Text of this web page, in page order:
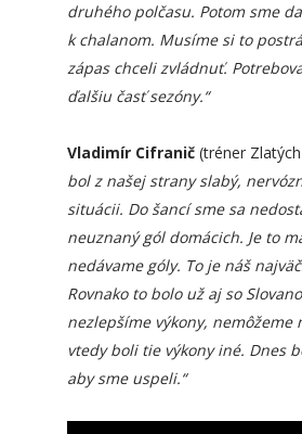
druhého polčasu. Potom sme
k chalanom. Musíme si to
zápas chceli zvládnuť.
ďalšiu časť sezóny.“
Vladimír Cifranič (tréner
bol z našej strany slabý,
situácii. Do šancí sme sa
neuznaný gól domácich. Je to
nedávame góly. To je náš
Rovnako to bolo už aj so
nezlepšíme výkony,
vtedy boli tie výkony iné. Dnes
aby sme uspeli.“